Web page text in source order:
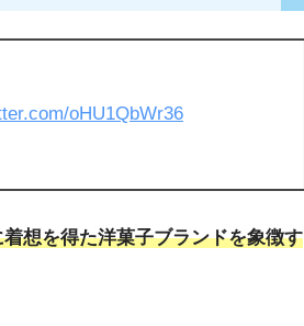
oHU1QbWr36
想を得た洋菓子ブランドを象徴す